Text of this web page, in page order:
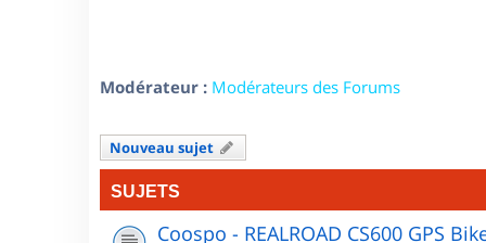
Modérateur : Modérateurs des Forums
Nouveau sujet
SUJETS
Coospo - REALROAD CS600 GPS